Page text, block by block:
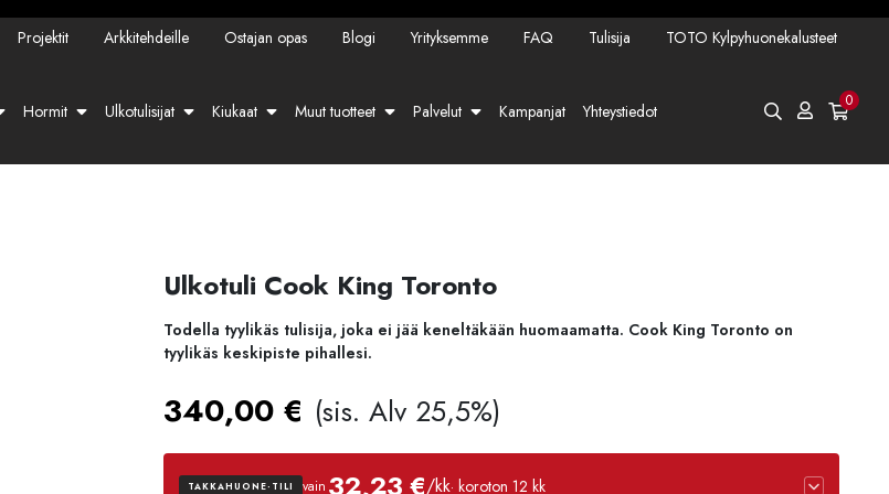
Projektit Arkkitehdeille Ostajan opas Blogi Yrityksemme FAQ Tulisija TOTO Kylpyhuonekalusteet
Hormit Ulkotulisijat Kiukaat Muut tuotteet Palvelut Kampanjat Yhteystiedot 0
Ulkotuli Cook King Toronto
Todella tyylikäs tulisija, joka ei jää keneltäkään huomaamatta. Cook King Toronto on
tyylikäs keskipiste pihallesi.
340,00 € (sis. Alv 25,5%)
TAKKAHUONE-TILI vain 32,23 €/kk· koroton 12 kk